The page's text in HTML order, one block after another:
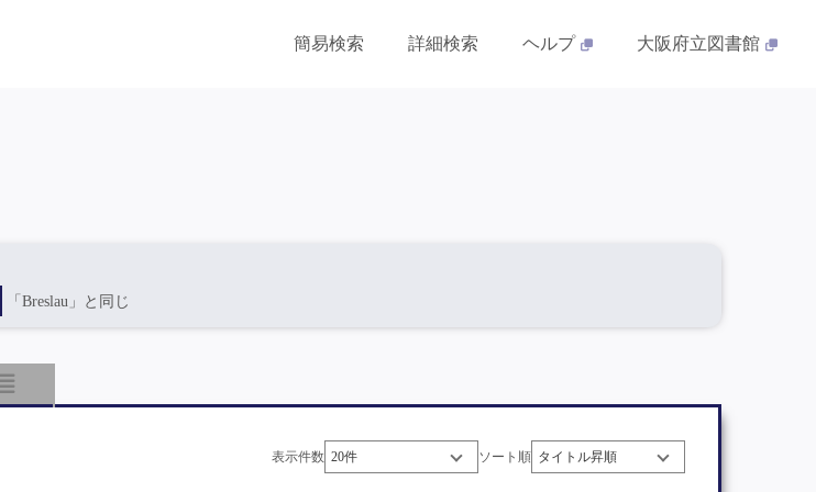
簡易検索 詳細検索 ヘルプ 大阪府立図書館
「Breslau」と同じ
表示件数 ソート順